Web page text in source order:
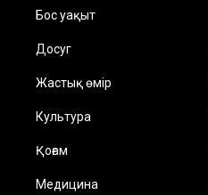
Бос уақыт
Досуг
Жастық өмір
Культура
Қоғам
Медицина